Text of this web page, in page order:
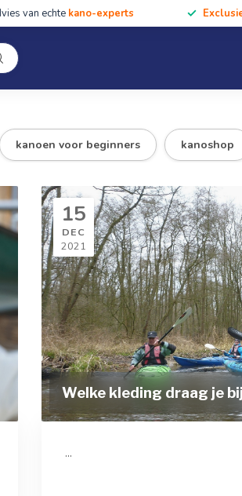
van echte kano-experts
Accessoires Cursussen & Tochten
winkel
kanoen voor beginners kanoshop
15
DEC
2021
Welke kleding draag je
...